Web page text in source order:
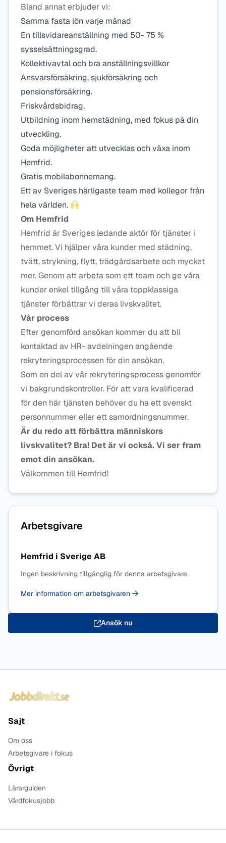
Bland annat erbjuder vi:
Samma fasta lön varje månad
En tillsvidareanställning med 50- 75 %
sysselsättningsgrad.
Kollektivavtal och bra anställningsvillkor
Ansvarsförsäkring, sjukförsäkring och
pensionsförsäkring.
Friskvårdsbidrag.
Utbildning inom hemstädning, med fokus på din
utveckling.
Goda möjligheter att utvecklas och växa inom
Hemfrid.
Gratis mobilabonnemang.
Ett av Sveriges härligaste team med kollegor från
hela världen.
Om Hemfrid
Hemfrid är Sveriges ledande aktör för tjänster i
hemmet. Vi hjälper våra kunder med städning,
tvätt, strykning, flytt, trädgårdsarbete och mycket
mer. Genom att arbeta som ett team och ge våra
kunder enkel tillgång till våra toppklassiga
tjänster förbättrar vi deras livskvalitet.
Vår process
Efter genomförd ansökan kommer du att bli
kontaktad av HR- avdelningen angående
rekryteringsprocessen för din ansökan.
Som en del av vår rekryteringsprocess genomför
vi bakgrundskontroller. För att vara kvalificerad
för den här tjänsten behöver du ha ett svenskt
personnummer eller ett samordningsnummer.
Är du redo att förbättra människors
livskvalitet? Bra! Det är vi också. Vi ser fram
emot din ansökan.
Välkommen till Hemfrid!
Arbetsgivare
Hemfrid i Sverige AB
Ingen beskrivning tillgänglig för denna arbetsgivare.
Mer information om arbetsgivaren
Ansök nu
Sajt
Om oss
Arbetsgivare i fokus
Övrigt
Lärarguiden
Vårdfokusjobb